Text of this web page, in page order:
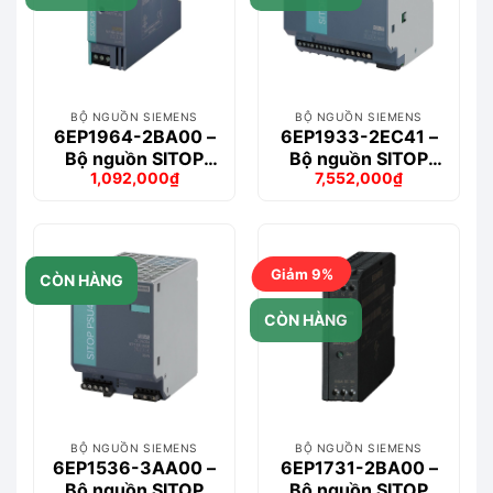
BỘ NGUỒN SIEMENS
6EP1964-2BA00 –
Bộ nguồn SITOP
PSE202U 10A
Giá
1,092,000₫
Giá
1,092,000₫.
BỘ NGUỒN SIEMENS
6EP1933-2EC41 –
Bộ nguồn SITOP
UPS500S
Giá
7,552,000₫
Giá
7,552,000₫.
CÒN HÀNG
BỘ NGUỒN SIEMENS
6EP1536-3AA00 –
Giảm 9%
CÒN HÀNG
BỘ NGUỒN SIEMENS
6EP1731-2BA00 –